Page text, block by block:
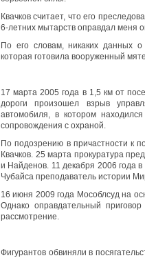
Квачков считает, что его
6-летних мытарств оправдал меня
По его словам, никаких данных
которая готовила вооруженный
17 марта 2005 года в 1,5 км от
дороги произошел взрыв
автомобиля, в котором
сопровождения с охраной.
По подозрению в причастности к
Квачков. 25 марта прокуратура
и Найденов. 11 декабря 2006 года
Чубайса преподаватель истории
16 июня 2009 года Мособлсуд на
Однако оправдательный
рассмотрение.
Фигурантов обвиняли в